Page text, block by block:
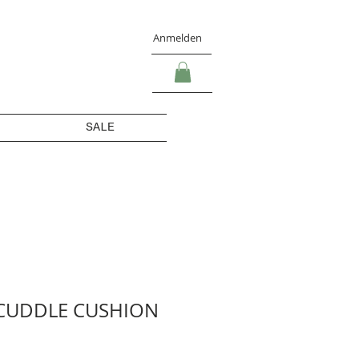
Anmelden
SALE
CUSHION